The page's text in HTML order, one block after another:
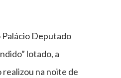
Palácio Deputado
lotado, a
realizou na noite de